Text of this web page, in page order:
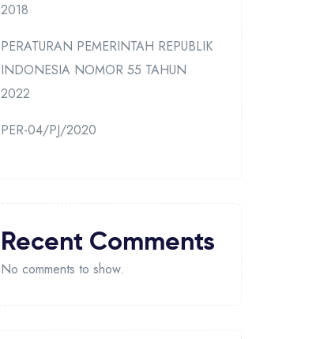
2018
PERATURAN PEMERINTAH REPUBLIK
INDONESIA NOMOR 55 TAHUN
2022
PER-04/PJ/2020
Recent Comments
No comments to show.